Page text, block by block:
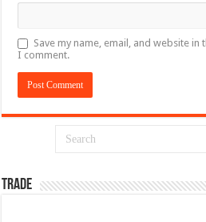
Save my name, email, and website
I comment.
TRADE